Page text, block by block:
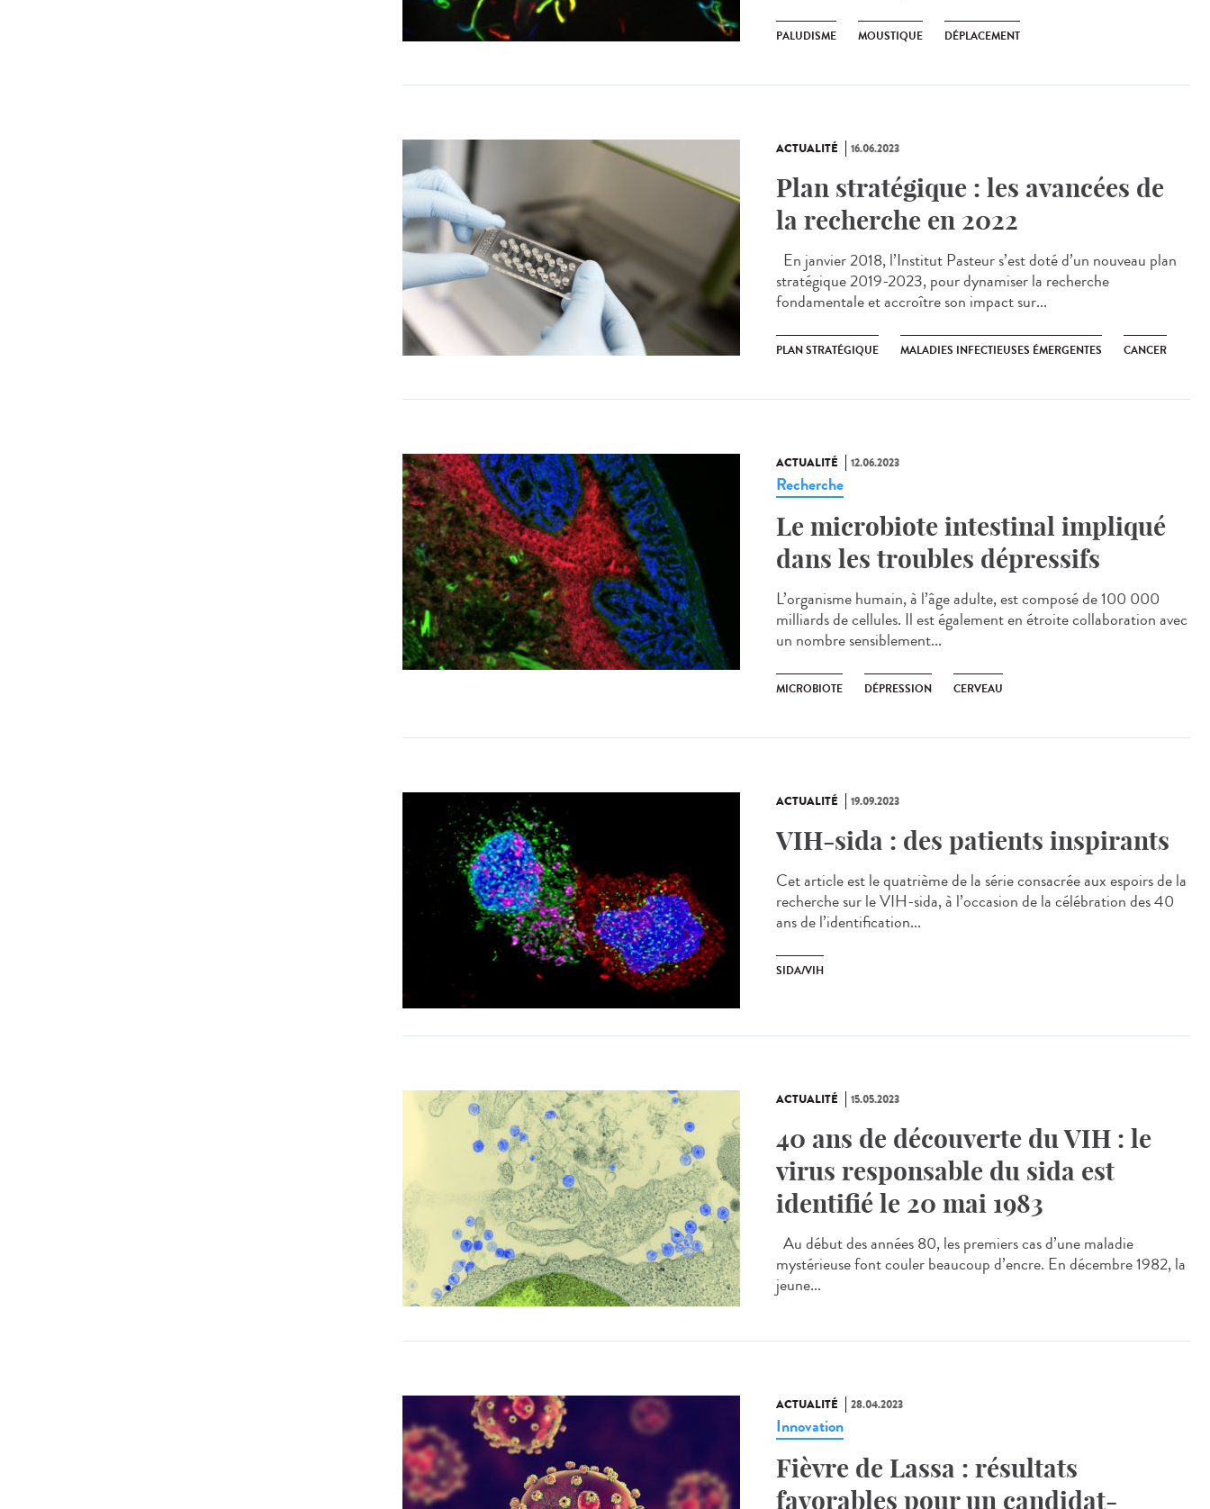
PALUDISME MOUSTIQUE DÉPLACEMENT
ACTUALITÉ 16.06.2023
Plan stratégique : les avancées de
la recherche en 2022
En janvier 2018, l’Institut Pasteur s’est doté d’un nouveau plan
stratégique 2019-2023, pour dynamiser la recherche
fondamentale et accroître son impact sur...
PLAN STRATÉGIQUE MALADIES INFECTIEUSES ÉMERGENTES CANCER
ACTUALITÉ 12.06.2023
Recherche
Le microbiote intestinal impliqué
dans les troubles dépressifs
L’organisme humain, à l’âge adulte, est composé de 100 000
milliards de cellules. Il est également en étroite collaboration avec
un nombre sensiblement...
MICROBIOTE DÉPRESSION CERVEAU
ACTUALITÉ 19.09.2023
VIH-sida : des patients inspirants
Cet article est le quatrième de la série consacrée aux espoirs de la
recherche sur le VIH-sida, à l’occasion de la célébration des 40
ans de l’identification...
SIDA/VIH
ACTUALITÉ 15.05.2023
40 ans de découverte du VIH : le
virus responsable du sida est
identifié le 20 mai 1983
Au début des années 80, les premiers cas d’une maladie
mystérieuse font couler beaucoup d’encre. En décembre 1982, la
jeune...
ACTUALITÉ 28.04.2023
Innovation
Fièvre de Lassa : résultats
favorables pour un candidat-